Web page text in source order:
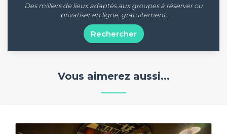
Des milliers de lieux adaptés aux groupes à réserver ou
privatiser en ligne, gratuitement.
Rechercher
Vous aimerez aussi...